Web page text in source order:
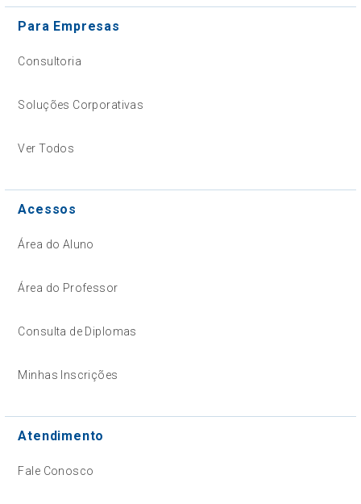
Para Empresas
Consultoria
Soluções Corporativas
Ver Todos
Acessos
Área do Aluno
Área do Professor
Consulta de Diplomas
Minhas Inscrições
Atendimento
Fale Conosco